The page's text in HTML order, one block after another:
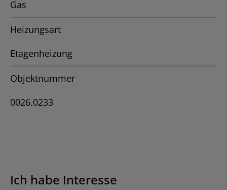
Gas
Heizungsart
Etagenheizung
Objektnummer
0026.0233
Ich habe Interesse